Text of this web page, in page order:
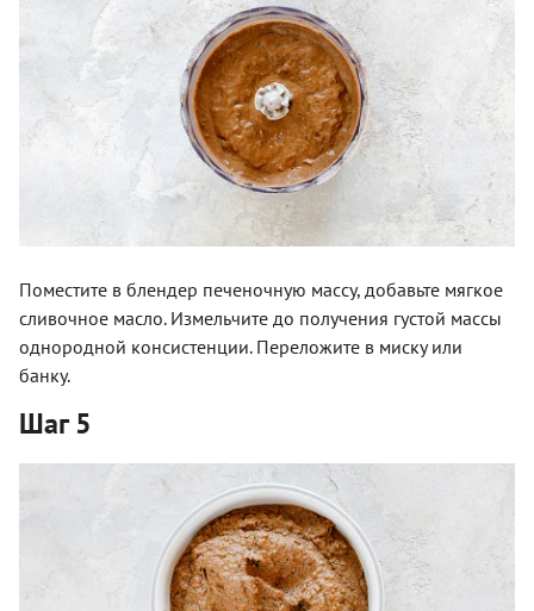
Поместите в блендер печеночную массу, добавьте мягкое
сливочное масло. Измельчите до получения густой массы
однородной консистенции. Переложите в миску или
банку.
Шаг 5